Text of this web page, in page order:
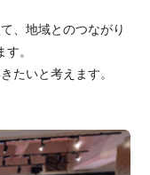
、地域とのつながり
。
たいと考えます。